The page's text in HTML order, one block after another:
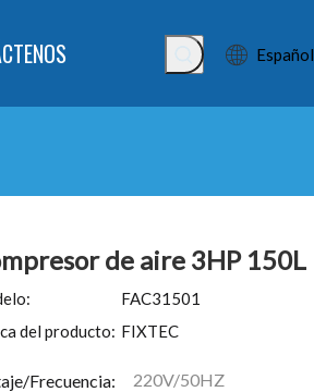
Español
de aire 3HP 150L
FAC31501
del producto: FIXTEC
Frecuencia: 220V/50HZ